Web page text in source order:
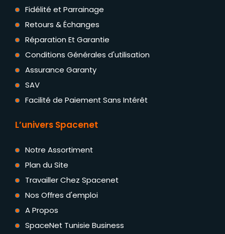
Fidélité et Parrainage
Retours & Échanges
Réparation Et Garantie
Conditions Générales d'utilisation
Assurance Garanty
SAV
Facilité de Paiement Sans Intérêt
L’univers Spacenet
Notre Assortiment
Plan du Site
Travailler Chez Spacenet
Nos Offres d'emploi
A Propos
SpaceNet Tunisie Business